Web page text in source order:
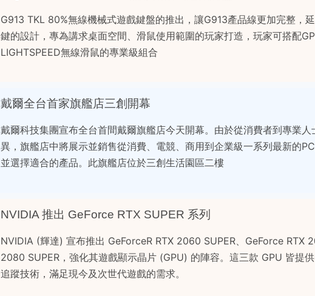
G913 TKL 80%無線機械式遊戲鍵盤的推出，讓G913產品線更加完整，
鍵的設計，專為講求桌面空間、滑鼠使用範圍的玩家打造，玩家可搭配
LIGHTSPEED無線滑鼠的專業級組合
戴爾全台首家旗艦店三創開幕
戴爾科技集團宣布全台首間戴爾旗艦店今天開幕。由於從消費者到專業
異，旗艦店中將展示並銷售從消費、電競、商用到企業級一系列最新的
並選擇適合的產品。此旗艦店位於三創生活園區二樓
NVIDIA 推出 GeForce RTX SUPER 系列
NVIDIA (輝達) 宣布推出 GeForceR RTX 2060 SUPER、GeForce RTX
2080 SUPER，強化其遊戲顯示晶片 (GPU) 的陣容。這三款 GPU 皆提
追蹤技術，滿足現今及次世代遊戲的需求。